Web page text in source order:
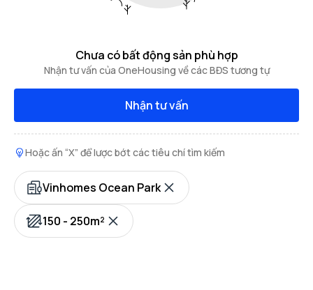
Chưa có bất động sản phù hợp
Nhận tư vấn của OneHousing về các BĐS tương tự
Nhận tư vấn
Hoặc ấn “X” để lược bớt các tiêu chí tìm kiếm
Vinhomes Ocean Park
150 - 250m²